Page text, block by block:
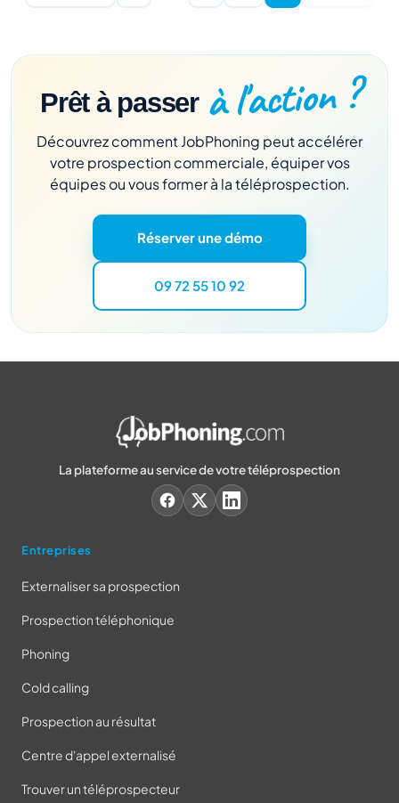
Prêt à passer à l'action ?
Découvrez comment JobPhoning peut accélérer
votre prospection commerciale, équiper vos
équipes ou vous former à la téléprospection.
Réserver une démo
09 72 55 10 92
La plateforme au service de votre téléprospection
Entreprises
Externaliser sa prospection
Prospection téléphonique
Phoning
Cold calling
Prospection au résultat
Centre d'appel externalisé
Trouver un téléprospecteur